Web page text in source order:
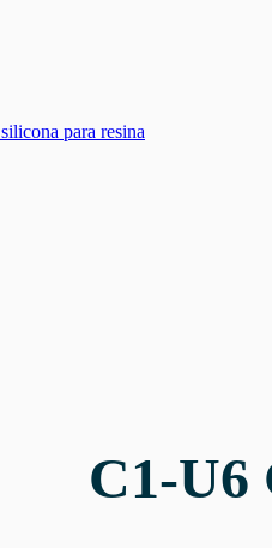
para resina
C1-